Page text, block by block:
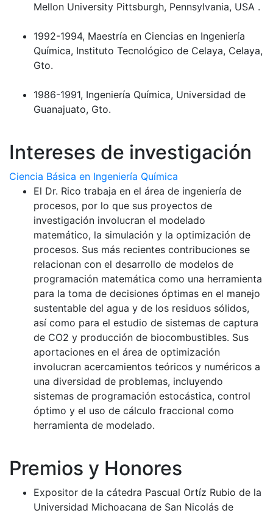
Mellon University Pittsburgh, Pennsylvania, USA .
1992-1994, Maestría en Ciencias en Ingeniería
Química, Instituto Tecnológico de Celaya, Celaya,
Gto.
1986-1991, Ingeniería Química, Universidad de
Guanajuato, Gto.
Intereses de investigación
Ciencia Básica en Ingeniería Química
El Dr. Rico trabaja en el área de ingeniería de
procesos, por lo que sus proyectos de
investigación involucran el modelado
matemático, la simulación y la optimización de
procesos. Sus más recientes contribuciones se
relacionan con el desarrollo de modelos de
programación matemática como una herramienta
para la toma de decisiones óptimas en el manejo
sustentable del agua y de los residuos sólidos,
así como para el estudio de sistemas de captura
de CO2 y producción de biocombustibles. Sus
aportaciones en el área de optimización
involucran acercamientos teóricos y numéricos a
una diversidad de problemas, incluyendo
sistemas de programación estocástica, control
óptimo y el uso de cálculo fraccional como
herramienta de modelado.
Premios y Honores
Expositor de la cátedra Pascual Ortíz Rubio de la
Universidad Michoacana de San Nicolás de